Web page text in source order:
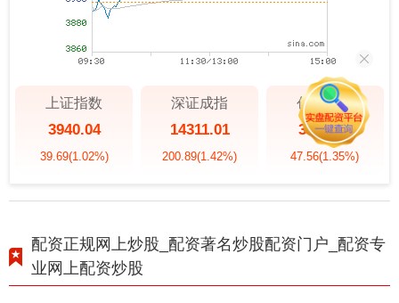
上证指数
3940.04
39.69(1.02%)
深证成指
14311.01
200.89(1.42%)
创业板指
3563.12
47.56(1.35%)
配资正规网上炒股_配资著名炒股配资门户_配资专
业网上配资炒股